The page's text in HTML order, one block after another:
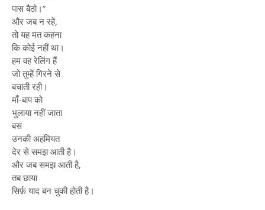
पास बैठो।”
और जब न रहें,
तो यह मत कहना
कि कोई नहीं था।
हम वह रेलिंग हैं
जो तुम्हें गिरने से
बचाती रही।
माँ-बाप को
भुलाया नहीं जाता
बस
उनकी अहमियत
देर से समझ आती है।
और जब समझ आती है,
तब छाया
सिर्फ़ याद बन चुकी होती है।